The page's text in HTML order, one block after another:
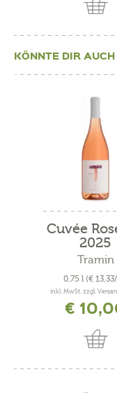
KÖNNTE DIR
Cuvée
2025
Tramin
0,75 l (€
inkl. MwSt. zzgl.
€